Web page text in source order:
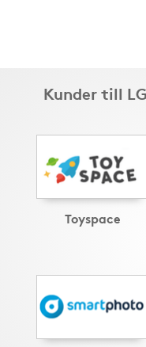
Kunder till
Toyspace